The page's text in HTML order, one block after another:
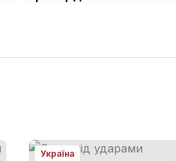
Україна